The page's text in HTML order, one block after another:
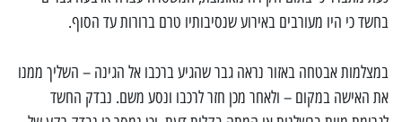
בחשד כי היו מעורבים באירוע שנסיבותיו טרם ברורות עד הסוף.
במצלמות אבטחה באזור נראה גבר שהגיע ברכבו אל הגינה – השליך ממנו
את האישה במקום – ולאחר מכן חזר לרכבו ונסע משם. נבדק החשד